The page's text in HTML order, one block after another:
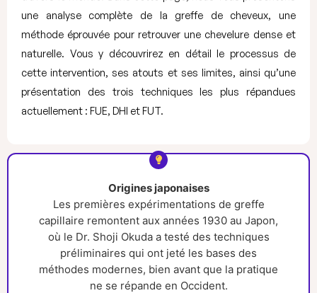
une analyse complète de la greffe de cheveux, une
méthode éprouvée pour retrouver une chevelure dense et
naturelle. Vous y découvrirez en détail le processus de
cette intervention, ses atouts et ses limites, ainsi qu’une
présentation des trois techniques les plus répandues
actuellement : FUE, DHI et FUT.
Origines japonaises
Les premières expérimentations de greffe
capillaire remontent aux années 1930 au Japon,
où le Dr. Shoji Okuda a testé des techniques
préliminaires qui ont jeté les bases des
méthodes modernes, bien avant que la pratique
ne se répande en Occident.